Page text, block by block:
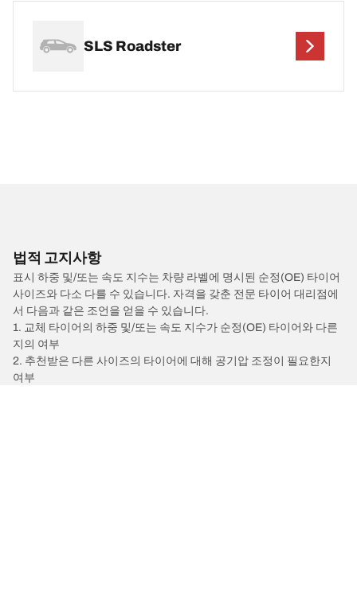
SLS Roadster
법적 고지사항
표시 하중 및/또는 속도 지수는 차량 라벨에 명시된 순정(OE) 타이어
사이즈와 다소 다를 수 있습니다. 자격을 갖춘 전문 타이어 대리점에
서 다음과 같은 조언을 얻을 수 있습니다.
1. 교체 타이어의 하중 및/또는 속도 지수가 순정(OE) 타이어와 다른
지의 여부
2. 추천받은 다른 사이즈의 타이어에 대해 공기압 조정이 필요한지
여부